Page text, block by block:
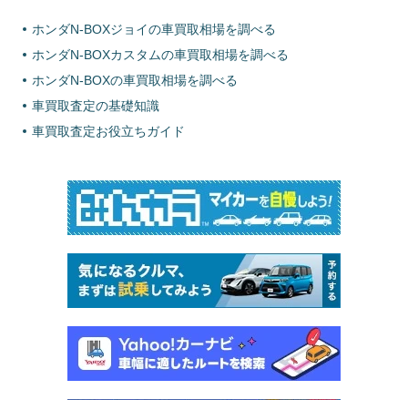
ホンダN-BOXジョイの車買取相場を調べる
ホンダN-BOXカスタムの車買取相場を調べる
ホンダN-BOXの車買取相場を調べる
車買取査定の基礎知識
車買取査定お役立ちガイド